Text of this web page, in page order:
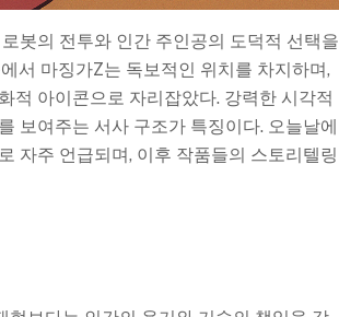
봇의 전투와 인간 주인공의 도덕적 선택을
서 마징가Z는 독보적인 위치를 차지하며,
적 아이콘으로 자리잡았다. 강력한 시각적
보여주는 서사 구조가 특징이다. 오늘날에
자주 언급되며, 이후 작품들의 스토리텔링